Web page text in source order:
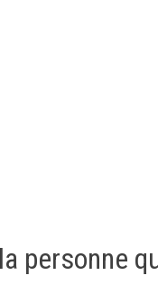
personne